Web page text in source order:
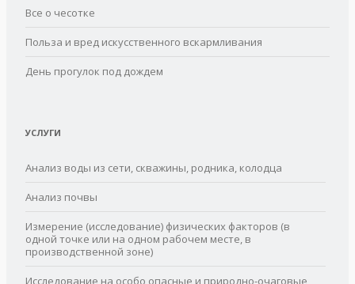
Все о чесотке
Польза и вред искусственного вскармливания
День прогулок под дождем
УСЛУГИ
Анализ воды из сети, скважины, родника, колодца
Анализ почвы
Измерение (исследование) физических факторов (в
одной точке или на одном рабочем месте, в
производственной зоне)
Исследование на особо опасные и природно-очаговые